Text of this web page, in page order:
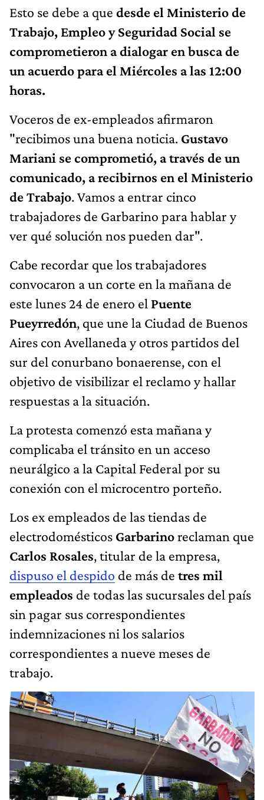
Esto se debe a que desde el Ministerio de
Trabajo, Empleo y Seguridad Social se
comprometieron a dialogar en busca de
un acuerdo para el Miércoles a las 12:00
horas.
Voceros de ex-empleados afirmaron
"recibimos una buena noticia. Gustavo
Mariani se comprometió, a través de un
comunicado, a recibirnos en el Ministerio
de Trabajo. Vamos a entrar cinco
trabajadores de Garbarino para hablar y
ver qué solución nos pueden dar".
Cabe recordar que los trabajadores
convocaron a un corte en la mañana de
este lunes 24 de enero el Puente
Pueyrredón, que une la Ciudad de Buenos
Aires con Avellaneda y otros partidos del
sur del conurbano bonaerense, con el
objetivo de visibilizar el reclamo y hallar
respuestas a la situación.
La protesta comenzó esta mañana y
complicaba el tránsito en un acceso
neurálgico a la Capital Federal por su
conexión con el microcentro porteño.
Los ex empleados de las tiendas de
electrodomésticos Garbarinoreclaman que
Carlos Rosales, titular de la empresa,
dispuso el despido de más de tres mil
empleados de todas las sucursales del país
sin pagar sus correspondientes
indemnizaciones ni los salarios
correspondientes a nueve meses de
trabajo.